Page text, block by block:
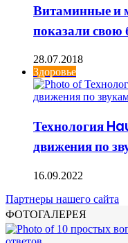
Витаминные и
показали свою
28.07.2018
Здоровье
Технология
движения по
16.09.2022
Партнеры нашего сайта
ФОТОГАЛЕРЕЯ